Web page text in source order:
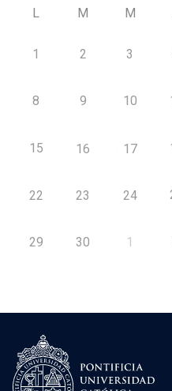
L M M
1 2 3
8 9 10
15 16 17
22 23 24
29 30 1